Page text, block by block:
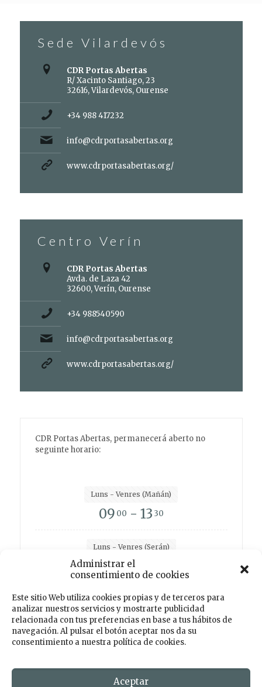
Administrar el
consentimiento de cookies
Este sitio Web utiliza cookies propias y de terceros para
analizar nuestros servicios y mostrarte publicidad
relacionada con tus preferencias en base a tus hábitos de
navegación. Al pulsar el botón aceptar nos da su
consentimiento a nuestra política de cookies.
Aceptar
Sede Vilardevós
CDR Portas Abertas
R/ Xacinto Santiago, 23
32616, Vilardevós, Ourense
+34 988 417232
info@cdrportasabertas.org
www.cdrportasabertas.org/
Centro Verín
CDR Portas Abertas
Avda. de Laza 42
32600, Verín, Ourense
+34 988540590
info@cdrportasabertas.org
www.cdrportasabertas.org/
CDR Portas Abertas, permanecerá aberto no
seguinte horario:
Luns - Venres (Mañán)
09 00 - 13 30
Luns - Venres (Serán)
1500- 19
Facebook Instagram Twitter TikTok
ABERTAS. Todos os dereitos reservados. Deseño e
Desenvolmemento